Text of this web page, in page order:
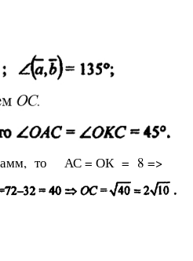
то АС = ОК = 8 =>